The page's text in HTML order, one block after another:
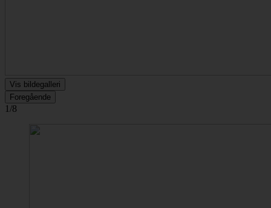
Vis bildegalleri
Foregående
1/8